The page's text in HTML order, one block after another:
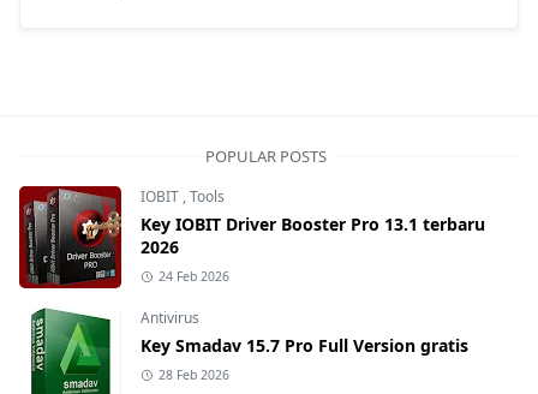
POPULAR POSTS
IOBIT ,Tools
Key IOBIT Driver Booster Pro 13.1 terbaru
2026
24 Feb 2026
Antivirus
Key Smadav 15.7 Pro Full Version gratis
28 Feb 2026